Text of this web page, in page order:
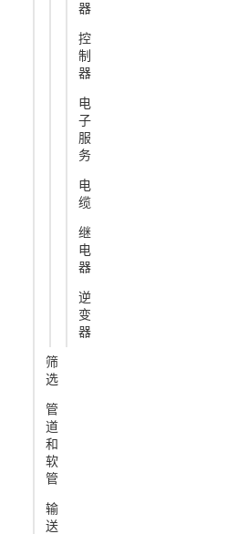
器
控
制
器
电
子
服
务
电
缆
继
电
器
逆
变
器
筛
选
管
道
和
软
管
输
送